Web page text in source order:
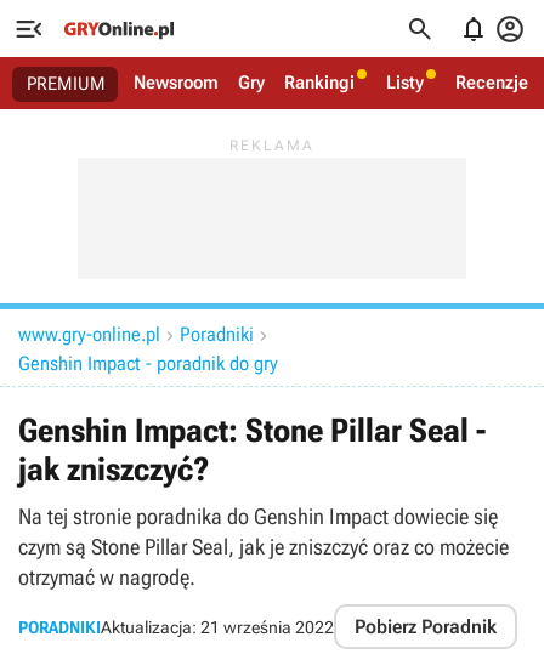
   
PREMIUM Newsroom Gry Rankingi Listy Recenzje
www.gry-online.pl  Poradniki 
Genshin Impact - poradnik do gry
Genshin Impact: Stone Pillar Seal -
jak zniszczyć?
Na tej stronie poradnika do Genshin Impact dowiecie się
czym są Stone Pillar Seal, jak je zniszczyć oraz co możecie
otrzymać w nagrodę.
PORADNIKIAktualizacja: 21 września 2022 Pobierz Poradnik